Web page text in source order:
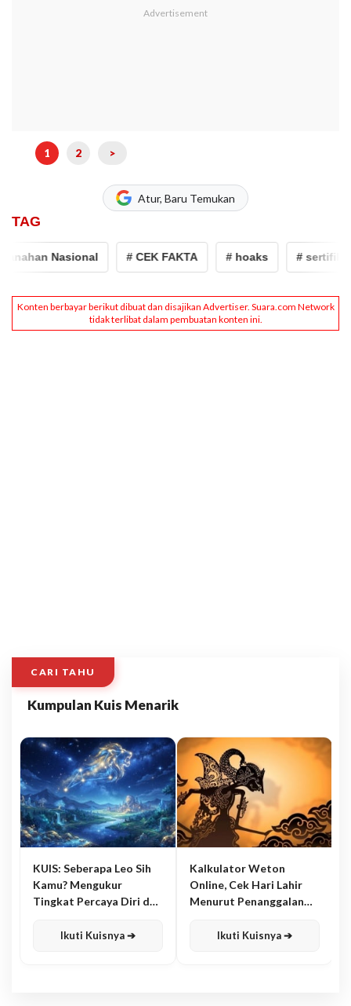
1 2 >
Atur, Baru Temukan
TAG
Nasional # CEK FAKTA # hoaks # sertifikat
CARI TAHU
Kumpulan Kuis Menarik
KUIS: Seberapa Leo Sih
Kamu? Mengukur
Tingkat Percaya Diri dan
Ikuti Kuisnya ➔
Kalkulator Weton
Online, Cek Hari Lahir
Menurut Penanggalan
Ikuti Kuisnya ➔